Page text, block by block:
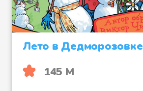
Лето в Дедморозовке
145 М